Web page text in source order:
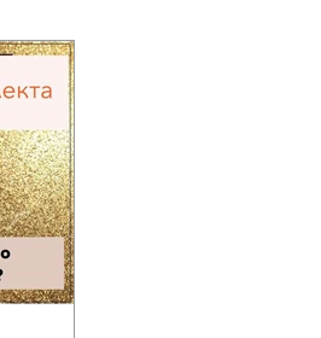
Отношения